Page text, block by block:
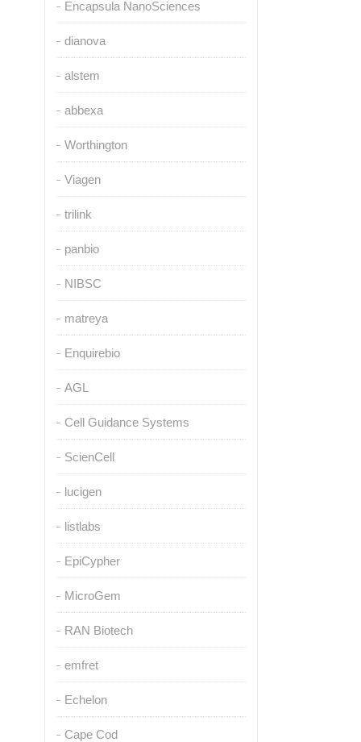
Encapsula NanoSciences
dianova
alstem
abbexa
Worthington
Viagen
trilink
panbio
NIBSC
matreya
Enquirebio
AGL
Cell Guidance Systems
ScienCell
lucigen
listlabs
EpiCypher
MicroGem
RAN Biotech
emfret
Echelon
Cape Cod